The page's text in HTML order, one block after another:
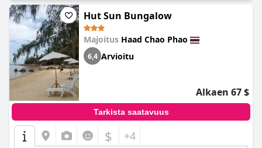
Hut Sun Bungalow
Majoitus Haad Chao Phao
6,4 Arvioitu
Alkaen 67 $
Tarkista saatavuus
$ +4